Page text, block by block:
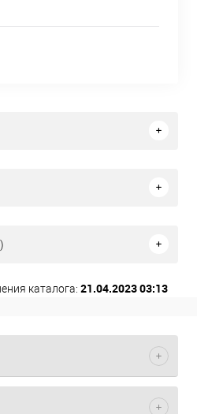
каталога: 21.04.2023 03:13